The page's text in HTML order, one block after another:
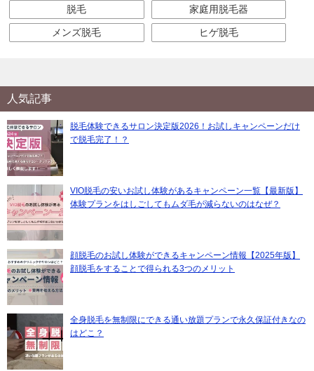
脱毛 家庭用脱毛器
メンズ脱毛 ヒゲ脱毛
人気記事
脱毛体験できるサロン決定版2026！お試しキャンペーンだけ
で脱毛完了！？
VIO脱毛の安いお試し体験があるキャンペーン一覧【最新版】
体験プランをはしごしてもムダ毛が減らないのはなぜ？
顔脱毛のお試し体験ができるキャンペーン情報【2025年版】
顔脱毛をすることで得られる3つのメリット
全身脱毛を無制限にできる通い放題プランで永久保証付きなの
はどこ？